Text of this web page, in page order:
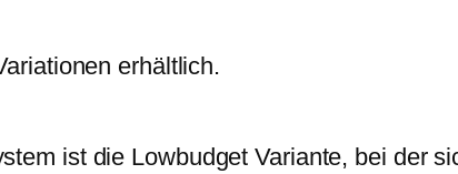
erhältlich.
ist die Lowbudget Variante, bei der